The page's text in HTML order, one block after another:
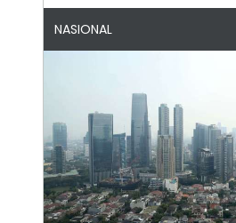
NASIONAL